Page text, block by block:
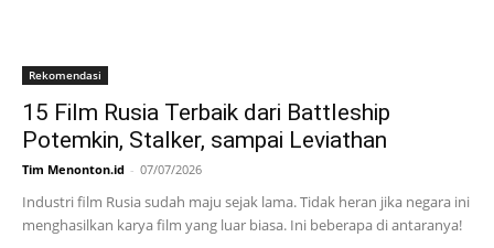
Rekomendasi
15 Film Rusia Terbaik dari Battleship
Potemkin, Stalker, sampai Leviathan
Tim Menonton.id - 07/07/2026
Industri film Rusia sudah maju sejak lama. Tidak heran jika negara ini
menghasilkan karya film yang luar biasa. Ini beberapa di antaranya!